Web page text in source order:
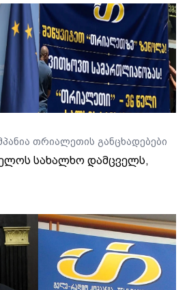
თრიალეთის განცხადებები
სახალხო დამცველს,